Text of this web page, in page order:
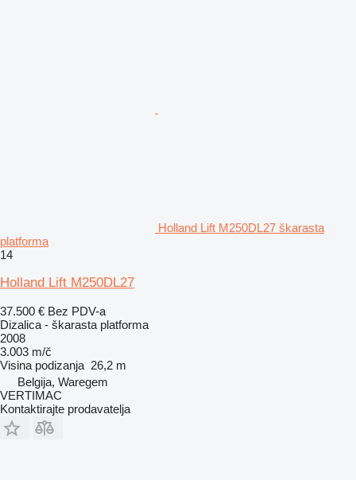
Holland Lift M250DL27 škarasta
platforma
14
Holland Lift M250DL27
37.500 € Bez PDV-a
Dizalica - škarasta platforma
2008
3.003 m/č
Visina podizanja 26,2 m
Belgija, Waregem
VERTIMAC
Kontaktirajte prodavatelja